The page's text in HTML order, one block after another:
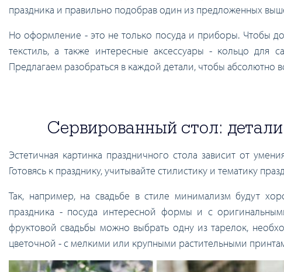
праздника и правильно подобрав один из предложенных
Но оформление - это не только посуда и приборы. Чтобы
текстиль, а также интересные аксессуары - кольцо для
Предлагаем разобраться в каждой детали, чтобы
Сервированный стол:
Эстетичная картинка праздничного стола зависит от
Готовясь к празднику, учитывайте стилистику и тематику
Так, например, на свадьбе в стиле минимализм будут
праздника - посуда интересной формы и с
фруктовой свадьбы можно выбрать одну из тарелок,
цветочной - с мелкими или крупными растительными